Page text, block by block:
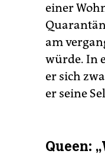
einer
am
würde. In
er sich
er seine
Queen: